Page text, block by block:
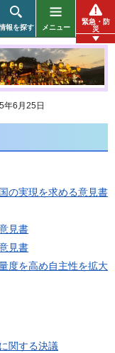
報を探す メニュー
緊急・防
災
年6月25日
の実現を求める意見書
見書
見書
度を高め自主性を拡大
関する決議